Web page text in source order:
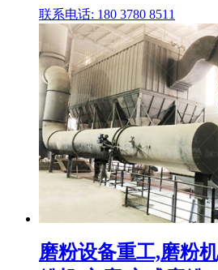
联系电话: 180 3780 8511
磨粉设备重工,磨粉